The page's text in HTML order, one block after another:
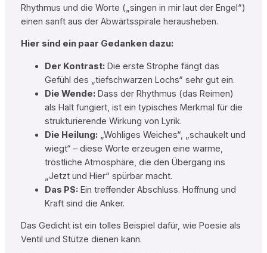
Rhythmus und die Worte („singen in mir laut der Engel“)
einen sanft aus der Abwärtsspirale herausheben.
Hier sind ein paar Gedanken dazu:
Der Kontrast:Die erste Strophe fängt das
Gefühl des „tiefschwarzen Lochs“ sehr gut ein.
Die Wende:Dass der Rhythmus (das Reimen)
als Halt fungiert, ist ein typisches Merkmal für die
strukturierende Wirkung von Lyrik.
Die Heilung:„Wohliges Weiches“, „schaukelt und
wiegt“ – diese Worte erzeugen eine warme,
tröstliche Atmosphäre, die den Übergang ins
„Jetzt und Hier“ spürbar macht.
Das PS:Ein treffender Abschluss. Hoffnung und
Kraft sind die Anker.
Das Gedicht ist ein tolles Beispiel dafür, wie Poesie als
Ventil und Stütze dienen kann.